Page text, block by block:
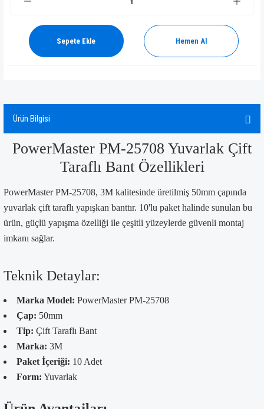
Sepete Ekle Hemen Al
Ürün Bilgisi
PowerMaster PM-25708 Yuvarlak Çift
Taraflı Bant Özellikleri
PowerMaster PM-25708, 3M kalitesinde üretilmiş 50mm çapında
yuvarlak çift taraflı yapışkan banttır. 10'lu paket halinde sunulan bu
ürün, güçlü yapışma özelliği ile çeşitli yüzeylerde güvenli montaj
imkanı sağlar.
Teknik Detaylar:
Marka Model: PowerMaster PM-25708
Çap: 50mm
Tip: Çift Taraflı Bant
Marka: 3M
Paket İçeriği: 10 Adet
Form: Yuvarlak